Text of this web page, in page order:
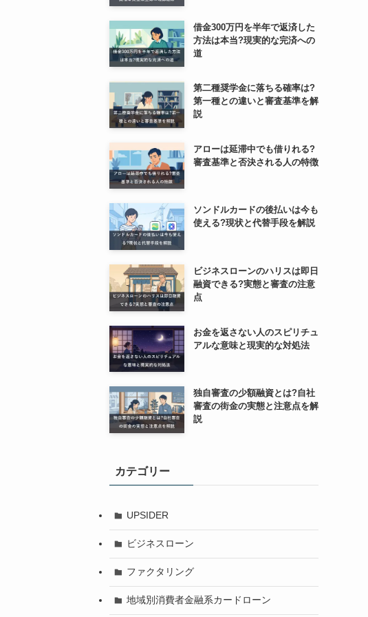
借金300万円を半年で返済した
方法は本当?現実的な完済への
道
第二種奨学金に落ちる確率は?
第一種との違いと審査基準を解
説
アローは延滞中でも借りれる?
審査基準と否決される人の特徴
ソンドルカードの後払いは今も
使える?現状と代替手段を解説
ビジネスローンのハリスは即日
融資できる?実態と審査の注意
点
お金を返さない人のスピリチュ
アルな意味と現実的な対処法
独自審査の少額融資とは?自社
審査の街金の実態と注意点を解
説
カテゴリー
UPSIDER
ビジネスローン
ファクタリング
地域別消費者金融系カードローン